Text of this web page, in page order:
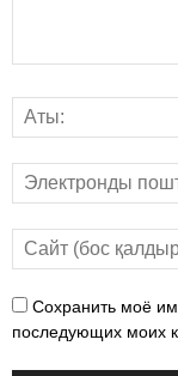
Сохранить моё
последующих моих